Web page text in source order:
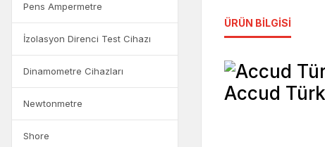
Pens Ampermetre
İzolasyon Direnci Test Cihazı
Dinamometre Cihazları
Newtonmetre
Shore
ÜRÜN BILGISI